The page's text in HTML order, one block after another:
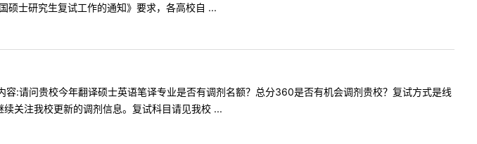
硕士研究生复试工作的通知》要求，各高校自 ...
请问贵校今年翻译硕士英语笔译专业是否有调剂名额？总分360是否有机会调剂贵校？复试方式是线
关注我校更新的调剂信息。复试科目请见我校 ...